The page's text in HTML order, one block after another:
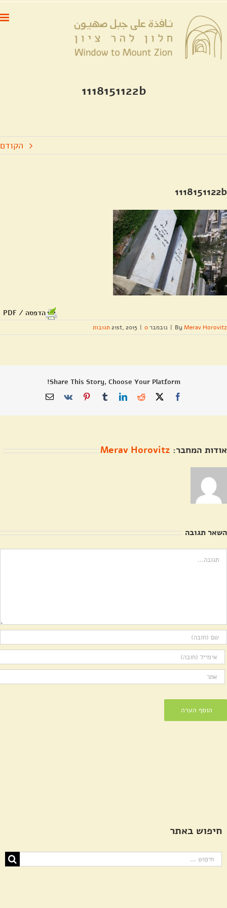
דלג
לתוכן
1118151122b
הקודם
1118151122b
הדפסה / PDF
By Merav Horovitz
| נובמבר 21st, 2015 | 0 תגובות
Share This Story, Choose Your Platform!
Facebook
X
Reddit
LinkedIn
Tumblr
Pinterest
Vk
כתובת
אודות המחבר: Merav Horovitz
השאר תגובה
חיפוש באתר
חיפוש...